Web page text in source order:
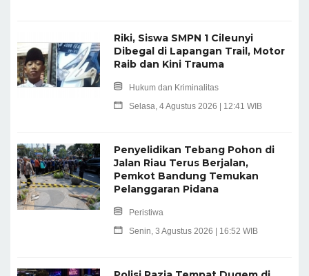
Riki, Siswa SMPN 1 Cileunyi
Dibegal di Lapangan Trail, Motor
Raib dan Kini Trauma
Hukum dan Kriminalitas
Selasa, 4 Agustus 2026 | 12:41 WIB
Penyelidikan Tebang Pohon di
Jalan Riau Terus Berjalan,
Pemkot Bandung Temukan
Pelanggaran Pidana
Peristiwa
Senin, 3 Agustus 2026 | 16:52 WIB